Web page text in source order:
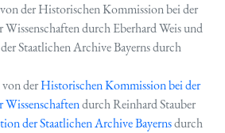
der Historischen Kommission bei der
Wissenschaften durch Eberhard Weis und
Staatlichen Archive Bayerns durch
von derHistorischen Kommission bei der
Wissenschaftendurch Reinhard Stauber
der Staatlichen Archive Bayernsdurch